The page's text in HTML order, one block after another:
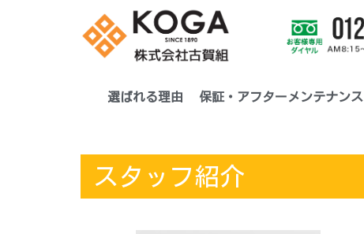
選ばれる理由 保証・アフターメンテナンス
スタッフ紹介